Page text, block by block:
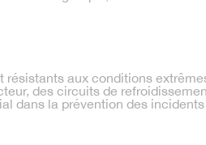
résistants aux conditions
des circuits de
dans la prévention des